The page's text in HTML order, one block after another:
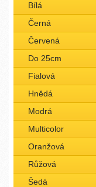
Bílá
Černá
Červená
Do 25cm
Fialová
Hnědá
Modrá
Multicolor
Oranžová
Růžová
Šedá